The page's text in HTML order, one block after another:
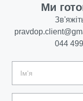
Ми
044